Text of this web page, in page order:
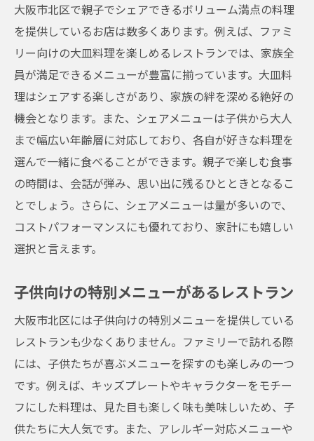
子供が食べやすいメニューの工夫
親子で楽しむ日本の伝統食メニュー
大人も楽しめるキッズフレンドリーメニュ
ー
家族でシェアするシェアプレート
特別な日にぴったりのお祝いメニュー
大阪市北区の家族向けレストランで特別な時間
を過ごそう
記念日にふさわしいファミリーレストラン
ファミリーレストランのイベント情報
四季折々のメニューで楽しむ家族の時間
家族で参加できる料理教室のご提案
北区で過ごす親子の休日おすすめのファミリー
メニュー
休日限定のスペシャルランチメニュー
親子で楽しむブランチスポット
大阪市北区で親子でシェアできるボリューム満点の料理
を提供しているお店は数多くあります。例えば、ファミ
リー向けの大皿料理を楽しめるレストランでは、家族全
員が満足できるメニューが豊富に揃っています。大皿料
理はシェアする楽しさがあり、家族の絆を深める絶好の
機会となります。また、シェアメニューは子供から大人
まで幅広い年齢層に対応しており、各自が好きな料理を
選んで一緒に食べることができます。親子で楽しむ食事
の時間は、会話が弾み、思い出に残るひとときとなるこ
とでしょう。さらに、シェアメニューは量が多いので、
コストパフォーマンスにも優れており、家計にも嬉しい
選択と言えます。
子供向けの特別メニューがあるレストラン
大阪市北区には子供向けの特別メニューを提供している
レストランも少なくありません。ファミリーで訪れる際
には、子供たちが喜ぶメニューを探すのも楽しみの一つ
です。例えば、キッズプレートやキャラクターをモチー
フにした料理は、見た目も楽しく味も美味しいため、子
供たちに大人気です。また、アレルギー対応メニューや